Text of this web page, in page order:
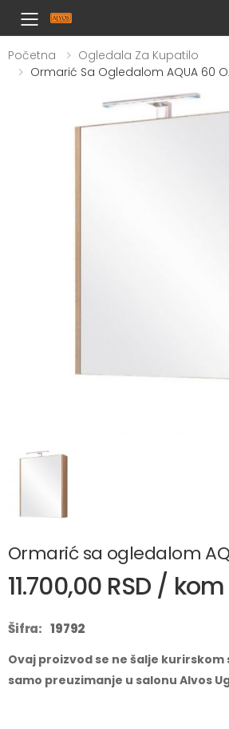
Toggle mobile
Početna
Ogledala Za Kupatilo
Ormarić Sa Ogledalom AQUA 60
Ormarić sa ogledalom
11.700,00 RSD / kom
Šifra: 19792
Ovaj proizvod se ne šalje kurirskom
samo preuzimanje u salonu Alvos